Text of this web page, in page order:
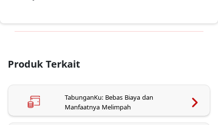
Produk Terkait
TabunganKu: Bebas Biaya dan
Manfaatnya Melimpah